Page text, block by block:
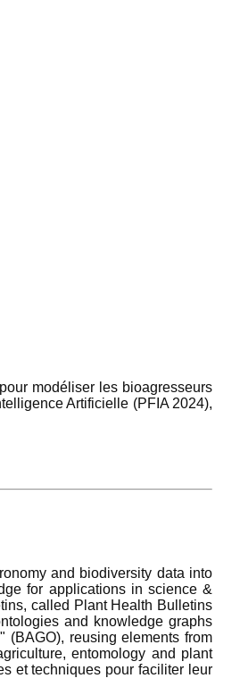
modéliser les bioagresseurs
Artificielle (PFIA 2024),
and biodiversity data into
for applications in science &
called Plant Health Bulletins
and knowledge graphs
reusing elements from
entomology and plant
et techniques pour faciliter leur